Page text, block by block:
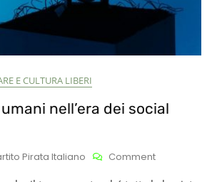
E CULTURA LIBERI
nell’era dei social
Pirata Italiano CommentOn